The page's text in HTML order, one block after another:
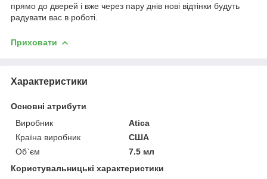
прямо до дверей і вже через пару днів нові відтінки будуть
радувати вас в роботі.
Приховати
Характеристики
Основні атрибути
Виробник
Atica
Країна виробник
США
Об`єм
7.5 мл
Користувальницькі характеристики